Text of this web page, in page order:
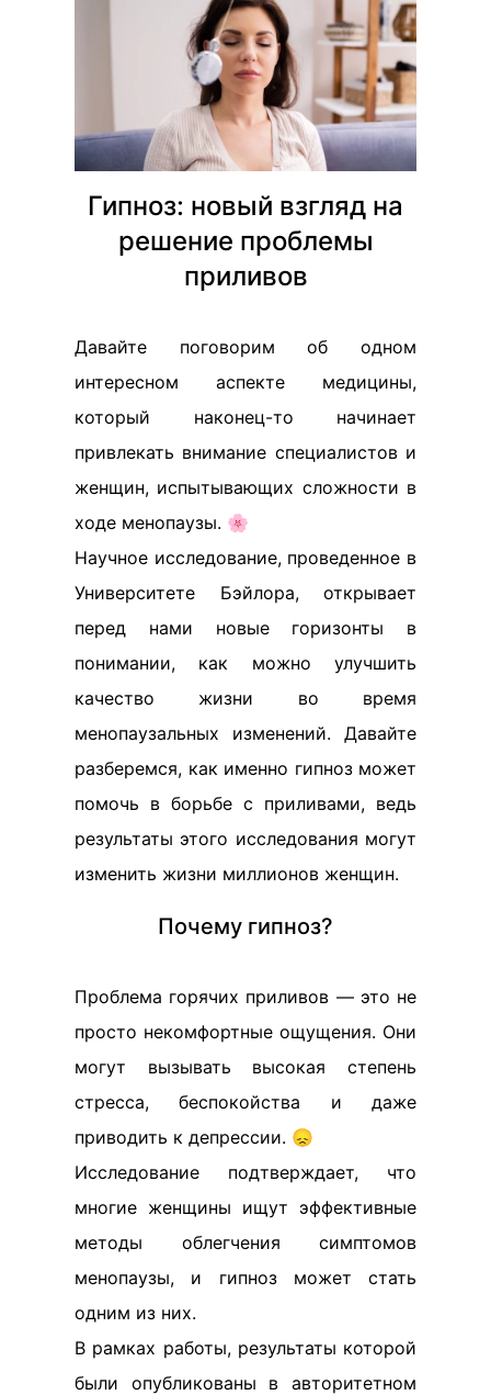
Гипноз: новый взгляд на
решение проблемы
приливов
Давайте поговорим об одном
интересном аспекте медицины,
который наконец-то начинает
привлекать внимание специалистов и
женщин, испытывающих сложности в
ходе менопаузы. 🌸
Научное исследование, проведенное в
Университете Бэйлора, открывает
перед нами новые горизонты в
понимании, как можно улучшить
качество жизни во время
менопаузальных изменений. Давайте
разберемся, как именно гипноз может
помочь в борьбе с приливами, ведь
результаты этого исследования могут
изменить жизни миллионов женщин.
Почему гипноз?
Проблема горячих приливов — это не
просто некомфортные ощущения. Они
могут вызывать высокая степень
стресса, беспокойства и даже
приводить к депрессии. 😞
Исследование подтверждает, что
многие женщины ищут эффективные
методы облегчения симптомов
менопаузы, и гипноз может стать
одним из них.
В рамках работы, результаты которой
были опубликованы в авторитетном